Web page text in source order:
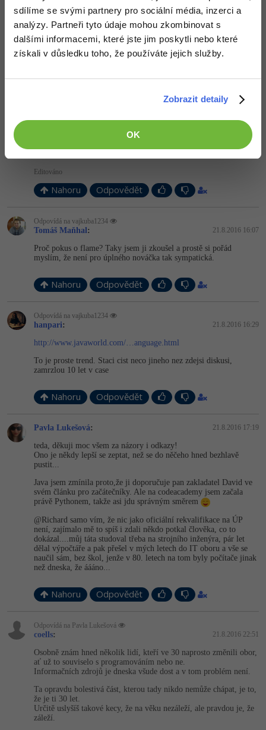
sdílíme se svými partnery pro sociální média, inzerci a
analýzy. Partneři tyto údaje mohou zkombinovat s
dalšími informacemi, které jste jim poskytli nebo které
získali v důsledku toho, že používáte jejich služby.
Zobrazit detaily
OK
Nahoru Odpovědět +1
jzvire01: 21.8.2016 15:37
Já jsem začínal Pythonem , ale taky jde třeba VB, C#, možná Java
21.8.2016 15:58
Editováno
Nahoru Odpovědět
Odpovídá na vajkuba1234
Tomáš Maňhal : 21.8.2016 16:07
Proč pokus o flame? Taky jsem ji zkoušel a prostě si pořád
myslím, že není pro úplného nováčka tak sympatická.
Nahoru Odpovědět
Odpovídá na vajkuba1234
hanpari: 21.8.2016 16:29
http://www.javaworld.com/…anguage.html
To je proste trend. Staci cist neco jineho nez zdejsi diskusi,
zamrzlou 10 let v case
Nahoru Odpovědět
Pavla Lukešová: 21.8.2016 17:19
teda, děkuji moc všem za názory i odkazy!
Ono je někdy lepší se zeptat, než se do něčeho hned bezhlavě
pustit...
Java jsem zmínila proto,že ji doporučuje pan zakladatel David ve
svém článku pro začátečníky. Ale na codeacademy jsem začala
právě Pythonem, takže asi jdu správným směrem
@Richard samo vím, že nic jako oficiální rekvalifikace na ÚP
není, zajímalo mě to spíš i zdali někdo potkal člověka, co to
dokázal....můj táta studoval třeba na strojního inženýra, pár let
dělal výpočtáře a pak přešel v mých letech do IT oboru a vše se
naučil sám, bez škol, jenže v 80. letech na tom byly počítače jinak
než dneska, že áááno...
Nahoru Odpovědět
Odpovídá na Pavla Lukešová
coells: 21.8.2016 22:51
Osobně znám hned několik lidí, kteří ve 30 naprosto změnili obor,
ať už to souviselo s programováním nebo ne.
Informačních zdrojů je dneska všude dost a v tom problém není.
Ta opravdu bolestivá část, kterou tady nikdo nemůže chápat, je to,
že je ti 30 let.
Určitě uslyšíš takové kecy, že na věku nezáleží, ale pravdou je, že
záleží.